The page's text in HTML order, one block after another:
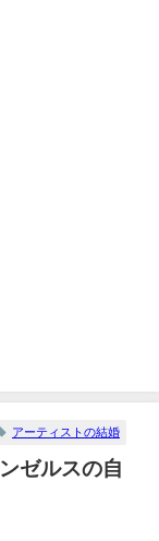
アーティストの結婚
ゼルスの自